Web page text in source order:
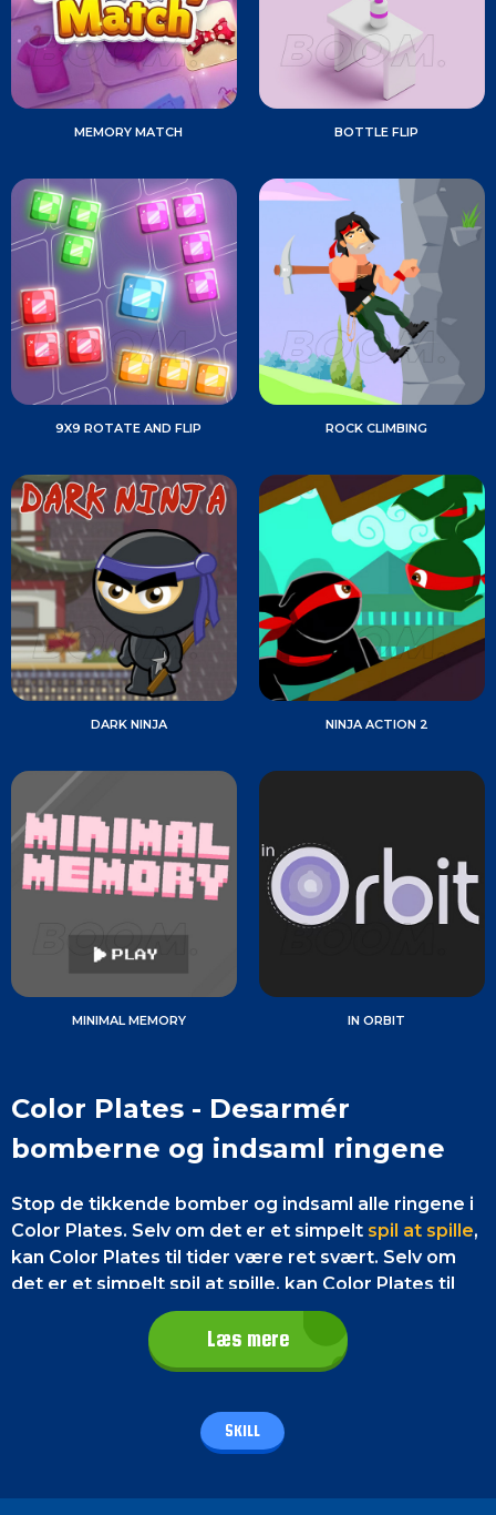
MEMORY MATCH BOTTLE FLIP
9X9 ROTATE AND FLIP ROCK CLIMBING
DARK NINJA NINJA ACTION 2
MINIMAL MEMORY IN ORBIT
Color Plates - Desarmér
bomberne og indsaml ringene
Stop de tikkende bomber og indsaml alle ringene i
Color Plates. Selv om det er et simpelt spil at spille,
kan Color Plates til tider være ret svært. Selv om
det er et simpelt spil at spille, kan Color Plates til
tider være ret svært. Lyden af bolden, der rammer
pladerne, er meget tilfredsstillende. Color Plate er
et webbaseret spil, der kan spilles fra enhver
Læs mere
SKILL